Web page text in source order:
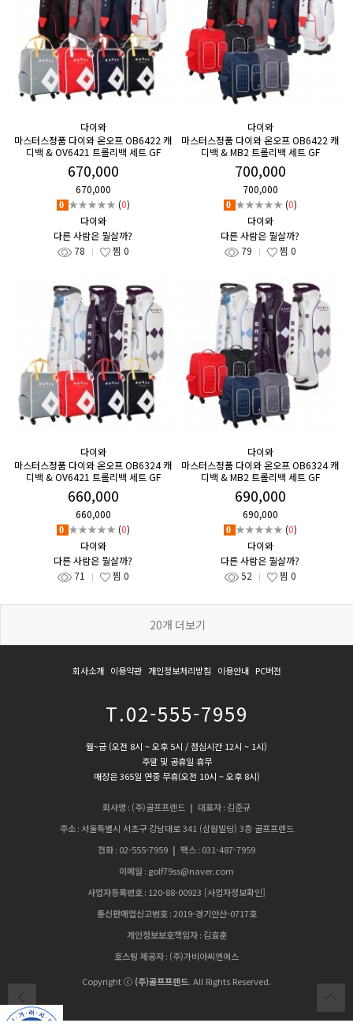
다이와
마스터스정품 다이와 온오프 OB6422 캐
디백 & OV6421 트롤리백 세트 GF
670,000
670,000
0 ★★★★★ (0)
다이와
다른 사람은 뭘살까?
78
찜 0
다이와
마스터스정품 다이와 온오프 OB6422 캐
디백 & MB2 트롤리백 세트 GF
700,000
700,000
0 ★★★★★ (0)
다이와
다른 사람은 뭘살까?
79
찜 0
다이와
마스터스정품 다이와 온오프 OB6324 캐
디백 & OV6421 트롤리백 세트 GF
660,000
660,000
0 ★★★★★ (0)
다이와
다른 사람은 뭘살까?
71
찜 0
다이와
마스터스정품 다이와 온오프 OB6324 캐
디백 & MB2 트롤리백 세트 GF
690,000
690,000
0 ★★★★★ (0)
다이와
다른 사람은 뭘살까?
52
찜 0
20개 더보기
회사소개 이용약관 개인정보처리방침 이용안내 PC버전
T.02-555-7959
월~금 (오전 8시 ~ 오후 5시 / 점심시간 12시 ~ 1시)
주말 및 공휴일 휴무
매장은 365일 연중 무휴(오전 10시 ~ 오후 8시)
회사명 : (주)골프프렌드 | 대표자: 김준규
주소 : 서울특별시 서초구 강남대로 341 (삼원빌딩) 3층 골프프렌드
전화: 02-555-7959 | 팩스: 031-487-7959
이메일 : golf79ss@naver.com
사업자등록번호: 120-88-00923 [사업자정보확인]
통신판매업신고번호 :2019-경기안산-0717호
개인정보보호책임자 : 김효훈
호스팅 제공자: (주)가비아씨엔에스
Copyright ⓒ (주)골프프렌드. All Rights Reserved.